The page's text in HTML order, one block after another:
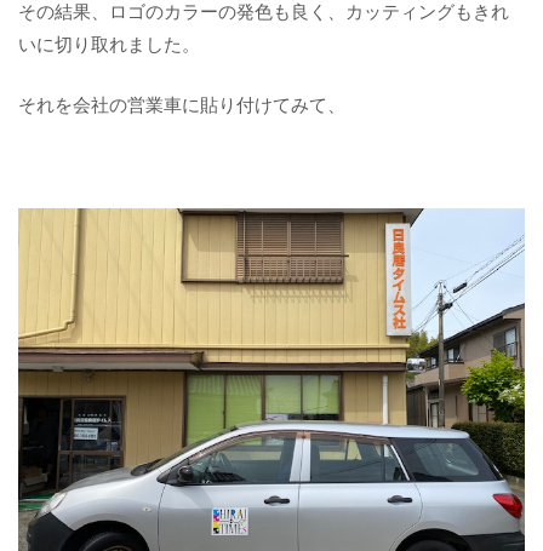
その結果、ロゴのカラーの発色も良く、カッティングもきれ
いに切り取れました。
それを会社の営業車に貼り付けてみて、